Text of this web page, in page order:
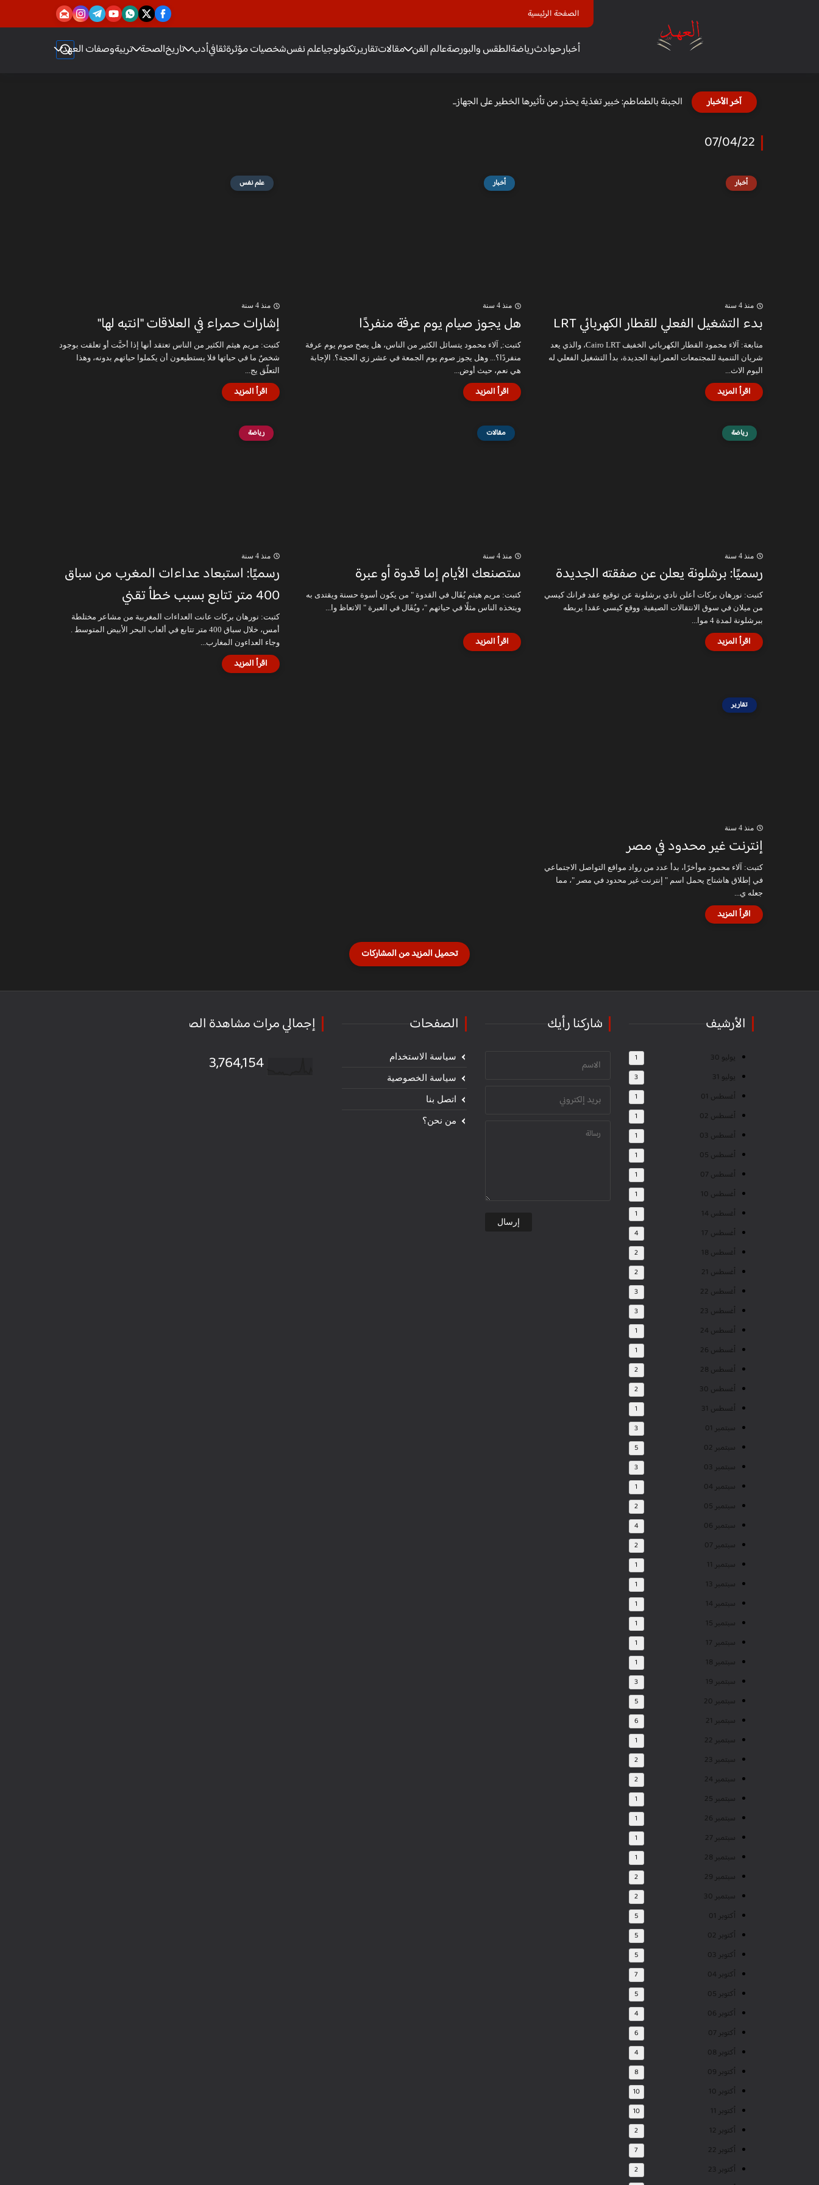
الصفحة الرئيسية
أخبارحوادثرياضةالطقس والبورصةعالم الفن مقالاتتقاريرتكنولوجياعلم نفسشخصيات مؤثرةثقافيأدب تاريخالصحة تربيةوصفات العهد
آخر الأخبار الجبنة بالطماطم: خبير تغذية يحذر من تأثيرها الخطير على الجهاز...
07/04/22
أخبار
منذ 4 سنة
بدء التشغيل الفعلي للقطار الكهربائي LRT
متابعة: آلاء محمود القطار الكهربائي الخفيف Cairo LRT، والذي يعد
شريان التنمية للمجتمعات العمرانية الجديدة، بدأ التشغيل الفعلي له
اليوم الاث...
أخبار
منذ 4 سنة
هل يجوز صيام يوم عرفة منفردًا
كتبت:, آلاء محمود يتسائل الكثير من الناس، هل يصح صوم يوم عرفة
منفردًا؟... وهل يجوز صوم يوم الجمعة في عشر زي الحجة؟. الإجابة
هي نعم، حيث أوض...
علم نفس
منذ 4 سنة
إشارات حمراء في العلاقات "انتبه لها"
كتبت: مريم هيثم الكثير من الناس تعتقد أنها إذا أحبَّت أو تعلقت بوجود
شخصٌ ما في حياتها فلا يستطيعون أن يكملوا حياتهم بدونه، وهذا
التعلّق يج...
رياضة
منذ 4 سنة
رسميًا: برشلونة يعلن عن صفقته الجديدة
كتبت: نورهان بركات أعلن نادي برشلونة عن توقيع عقد فرانك كيسي
من ميلان في سوق الانتقالات الصيفية. ووقع كيسي عقدا يربطه
ببرشلونة لمدة 4 موا...
مقالات
منذ 4 سنة
ستصنعك الأيام إما قدوة أو عبرة
كتبت: مريم هيثم يُقَال في القدوة " من يكون أسوة حسنة ويقتدى به
ويتخذه الناس مثلًا في حياتهم "، ويُقَال في العبرة " الاتعاظ وا...
رياضة
منذ 4 سنة
رسميًا: استبعاد عداءات المغرب من سباق
400 متر تتابع بسبب خطأ تقني
كتبت: نورهان بركات عانت العداءات المغربية من مشاعر مختلطة
أمس، خلال سباق 400 متر تتابع في ألعاب البحر الأبيض المتوسط .
وجاء العداءون المغارب...
تقارير
منذ 4 سنة
إنترنت غير محدود في مصر
كتبت: آلاء محمود موأخرًا، بدأ عدد من رواد مواقع التواصل الاجتماعي
في إطلاق هاشتاج يحمل اسم " إنترنت غير محدود في مصر "، مما
جعله ي...
الأرشيف
يوليو 30 1
يوليو 31 3
أغسطس 01 1
أغسطس 02 1
أغسطس 03 1
أغسطس 05 1
أغسطس 07 1
أغسطس 10 1
أغسطس 14 1
أغسطس 17 4
أغسطس 18 2
أغسطس 21 2
أغسطس 22 3
أغسطس 23 3
أغسطس 24 1
أغسطس 26 1
أغسطس 28 2
أغسطس 30 2
أغسطس 31 1
سبتمبر 01 3
سبتمبر 02 5
سبتمبر 03 3
سبتمبر 04 1
سبتمبر 05 2
سبتمبر 06 4
سبتمبر 07 2
سبتمبر 11 1
سبتمبر 13 1
سبتمبر 14 1
سبتمبر 15 1
سبتمبر 17 1
سبتمبر 18 1
سبتمبر 19 3
سبتمبر 20 5
سبتمبر 21 6
سبتمبر 22 1
سبتمبر 23 2
سبتمبر 24 2
سبتمبر 25 1
سبتمبر 26 1
سبتمبر 27 1
سبتمبر 28 1
سبتمبر 29 2
سبتمبر 30 2
أكتوبر 01 5
أكتوبر 02 5
أكتوبر 03 5
أكتوبر 04 7
أكتوبر 05 5
أكتوبر 06 4
أكتوبر 07 6
أكتوبر 08 4
أكتوبر 09 8
أكتوبر 10 10
أكتوبر 11 10
أكتوبر 12 2
أكتوبر 22 7
أكتوبر 23 2
شاركنا رأيك الصفحات
سياسة الاستخدام
سياسة الخصوصية
اتصل بنا
من نحن؟
إجمالي مرات مشاهدة الصفحة
3,764,154